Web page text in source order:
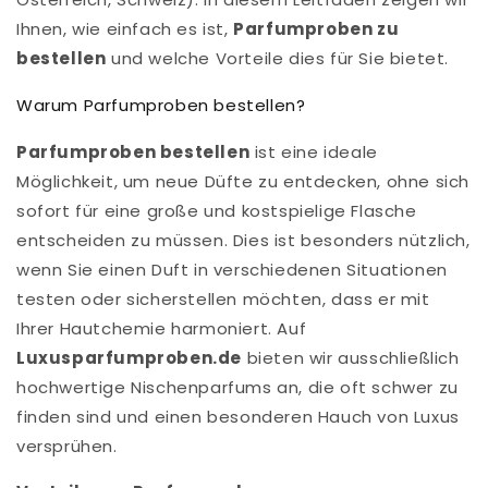
Ihnen, wie einfach es ist, Parfumproben zu
bestellen und welche Vorteile dies für Sie bietet.
Warum Parfumproben bestellen?
Parfumproben bestellen ist eine ideale
Möglichkeit, um neue Düfte zu entdecken, ohne sich
sofort für eine große und kostspielige Flasche
entscheiden zu müssen. Dies ist besonders nützlich,
wenn Sie einen Duft in verschiedenen Situationen
testen oder sicherstellen möchten, dass er mit
Ihrer Hautchemie harmoniert. Auf
Luxusparfumproben.de bieten wir ausschließlich
hochwertige Nischenparfums an, die oft schwer zu
finden sind und einen besonderen Hauch von Luxus
versprühen.